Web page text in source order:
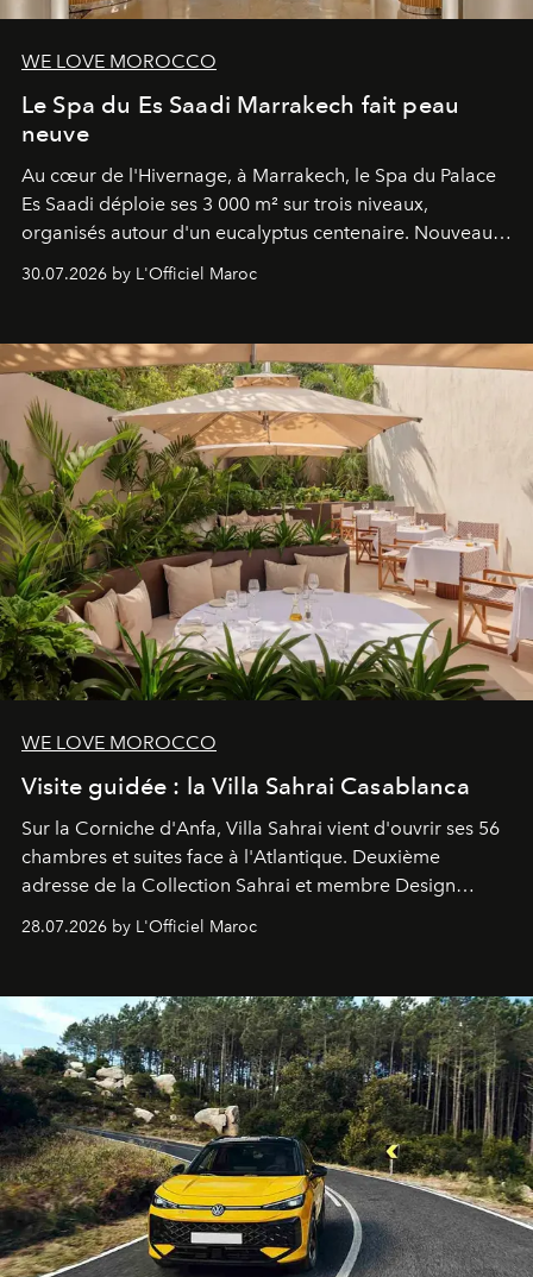
WE LOVE MOROCCO
Le Spa du Es Saadi Marrakech fait peau
neuve
Au cœur de l'Hivernage, à Marrakech, le Spa du Palace
Es Saadi déploie ses 3 000 m² sur trois niveaux,
organisés autour d'un eucalyptus centenaire. Nouveau
Lobby Bien-Être et Beauté, exclusivité mondiale en
neuro-cosmétique, parcours thermal et studio dédié au
entièreté, entre science des émotions et rituels
reposants.
30.07.2026 by L'Officiel Maroc
WE LOVE MOROCCO
Visite guidée : la Villa Sahrai Casablanca
Sur la Corniche d'Anfa, Villa Sahrai vient d'ouvrir ses 56
chambres et suites face à l'Atlantique. Deuxième
adresse de la Collection Sahrai et membre Design
Hotels, ce boutique-hôtel cinq étoiles signé Christophe
Pillet promet un lieu de vie complet. On y a déjeuné…
28.07.2026 by L'Officiel Maroc